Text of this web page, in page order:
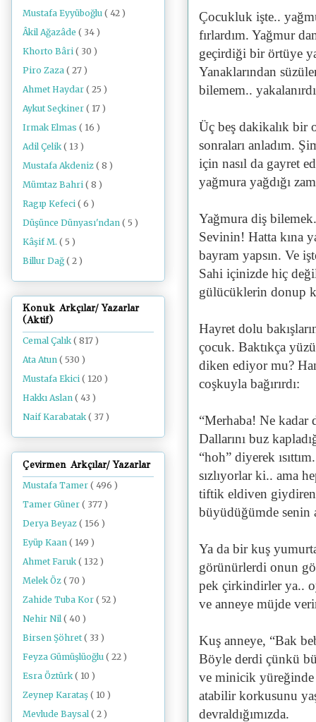
Çocukluk işte..
fırlardım. Yağmur
geçirdiği bir örtüye
Yanaklarından
bilemem..
Üç beş dakikalık bir
sonraları anladım.
için nasıl da gayret
yağmura yağdığı
Yağmura diş
Sevinin! Hatta kına
bayram yapsın. Ve
Sahi içinizde hiç
gülücüklerin donup
Hayret dolu
çocuk. Baktıkça
diken ediyor mu?
coşkuyla bağırırdı:
“Merhaba! Ne kadar
Dallarını buz
“hoh” diyerek
sızlıyorlar ki.. ama
tiftik eldiven giydiren
büyüdüğümde senin
Ya da bir kuş
görünürlerdi onun
pek çirkindirler ya..
ve anneye müjde
Kuş anneye, “Bak
Böyle derdi çünkü
ve minicik
atabilir korkusunu
devraldığımızda.
Mustafa Eyyüboğlu ( 42 )
Âkil Ağazâde ( 34 )
Khorto Bâri ( 30 )
Piro Zaza ( 27 )
Ahmet Haydar ( 25 )
Aykut Seçkiner ( 17 )
Irmak Elmas ( 16 )
Adil Çelik ( 13 )
Mustafa Akdeniz ( 8 )
Mümtaz Bahri ( 8 )
Ragıp Kefeci ( 6 )
Düşünce Dünyası'ndan ( 5 )
Kâşif M. ( 5 )
Billur Dağ ( 2 )
Konuk Arkçılar/ Yazarlar
(Aktif)
Cemal Çalık( 817 )
Ata Atun ( 530 )
Mustafa Ekici ( 120 )
Hakkı Aslan ( 43 )
Naif Karabatak( 37 )
Çevirmen Arkçılar/ Yazarlar
Mustafa Tamer ( 496 )
Tamer Güner ( 377 )
Derya Beyaz ( 156 )
Eyüp Kaan ( 149 )
Ahmet Faruk ( 132 )
Melek Öz ( 70 )
Zahide Tuba Kor ( 52 )
Nehir Nil ( 40 )
Birsen Şöhret ( 33 )
Feyza Gümüşlüoğlu ( 22 )
Esra Öztürk ( 10 )
Zeynep Karataş ( 10 )
Mevlude Baysal ( 2 )